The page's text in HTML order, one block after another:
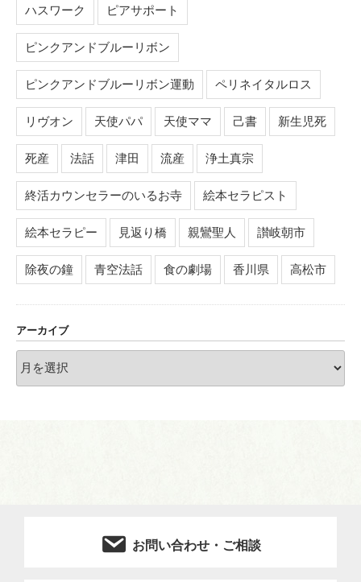
ハスワーク ピアサポート
ピンクアンドブルーリボン
ピンクアンドブルーリボン運動 ペリネイタルロス
リヴオン 天使パパ 天使ママ 己書 新生児死
死産 法話 津田 流産 浄土真宗
終活カウンセラーのいるお寺 絵本セラピスト
絵本セラピー 見返り橋 親鸞聖人 讃岐朝市
除夜の鐘 青空法話 食の劇場 香川県 高松市
アーカイブ
ー
お問い合わせ・ご相談